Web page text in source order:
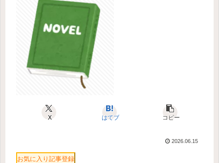
X はてブ コピー
2026.06.15
お気に入り記事登録